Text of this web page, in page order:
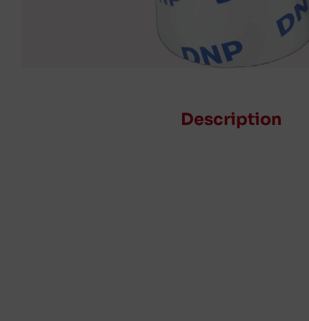
Description